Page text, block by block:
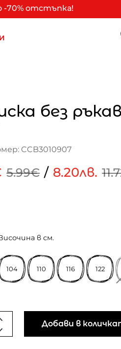
-70% отстъпка!
без
CCB3010907
5.99€ / 8.20лв.
в см.
104 110 116 122
Добави в